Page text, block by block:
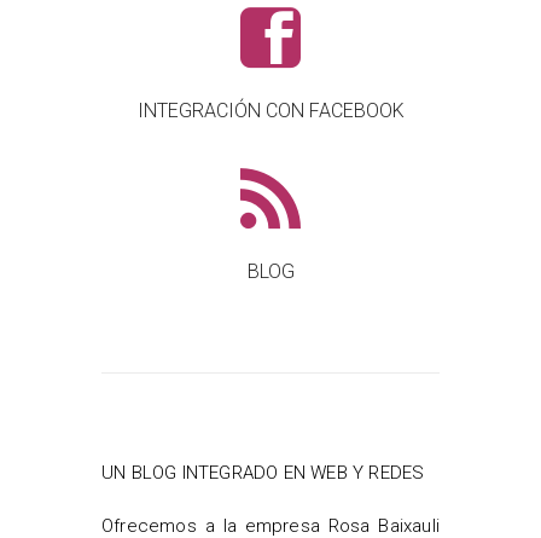
INTEGRACIÓN CON FACEBOOK
BLOG
UN BLOG INTEGRADO EN WEB Y REDES
Ofrecemos a la empresa Rosa Baixauli